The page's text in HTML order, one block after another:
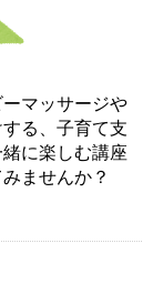
マッサージや
る、子育て支
に楽しむ講座
ませんか？